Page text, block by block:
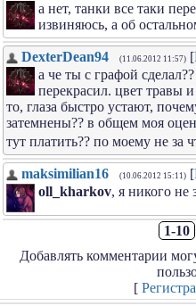
а нет, танки все таки
извиняюсь, а об
DexterDean94 (11.06.2012 11:57) [
а че ты с графой
перекрасил. цвет травы
то, глаза быстро устают,
затемнены?? в общем моя
тут платить?? по моему не за
maksimilian16 (10.06.2012 15:11) [
oll_kharkov, я никого не
1-10
Добавлять комментарии
[